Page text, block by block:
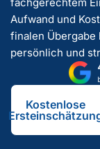
Aufwand und
finalen Übergabe
persönlich und
Kostenlose